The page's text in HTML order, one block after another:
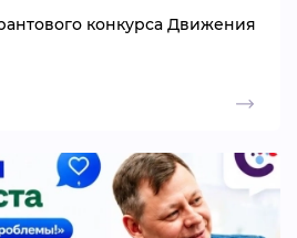
конкурса Движения